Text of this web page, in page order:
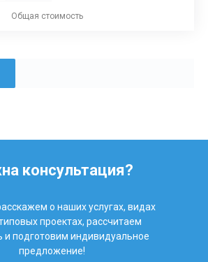
Общая стоимость
консультация?
о наших услугах, видах
проектах, рассчитаем
и подготовим индивидуальное
предложение!